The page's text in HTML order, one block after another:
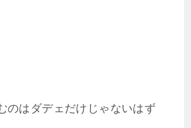
のはダデェだけじゃないはず